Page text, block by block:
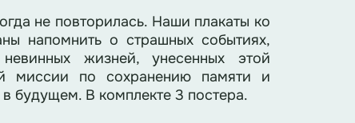
не повторилась. Наши плакаты ко
напомнить о страшных событиях,
жизней, унесенных этой
миссии по сохранению памяти и
будущем. В комплекте 3 постера.